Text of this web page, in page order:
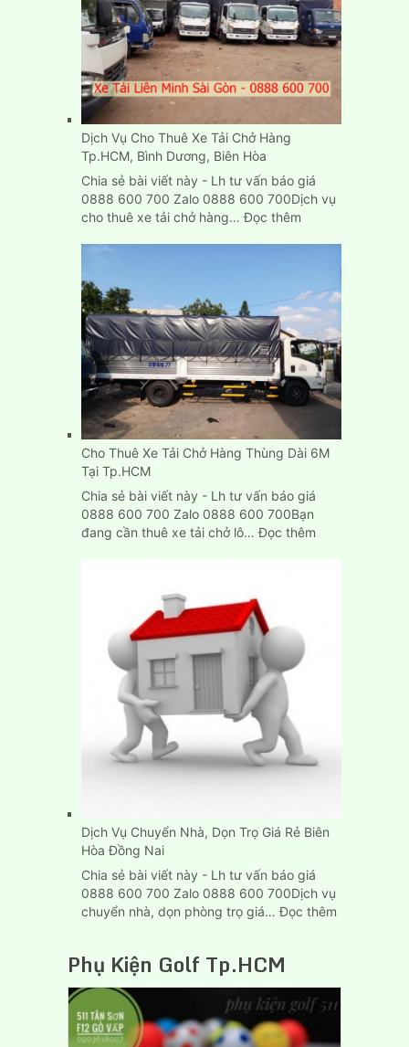
cũ
mới
chuyển
nhà
ở
đâu
TPHCM?
Dịch Vụ Cho Thuê Xe Tải Chở Hàng
Tp.HCM, Bình Dương, Biên Hòa
Chia sẻ bài viết này - Lh tư vấn báo giá
0888 600 700 Zalo 0888 600 700Dịch vụ
cho thuê xe tải chở hàng…Đọc thêm:
Thuê
Xe
Tải
Chở
Hàng
Tp.HCM,
Bình
Dương,
Hòa
Cho Thuê Xe Tải Chở Hàng Thùng Dài 6M
Tại Tp.HCM
Chia sẻ bài viết này - Lh tư vấn báo giá
0888 600 700 Zalo 0888 600 700Bạn
đang cần thuê xe tải chở lô…Đọc thêm:
Dịch Vụ Chuyển Nhà, Dọn Trọ Giá Rẻ Biên
Hòa Đồng Nai
Chia sẻ bài viết này - Lh tư vấn báo giá
0888 600 700 Zalo 0888 600 700Dịch vụ
chuyển nhà, dọn phòng trọ giá…Đọc thêm:
Nhà,
Dọn
Phụ Kiện Golf Tp.HCM